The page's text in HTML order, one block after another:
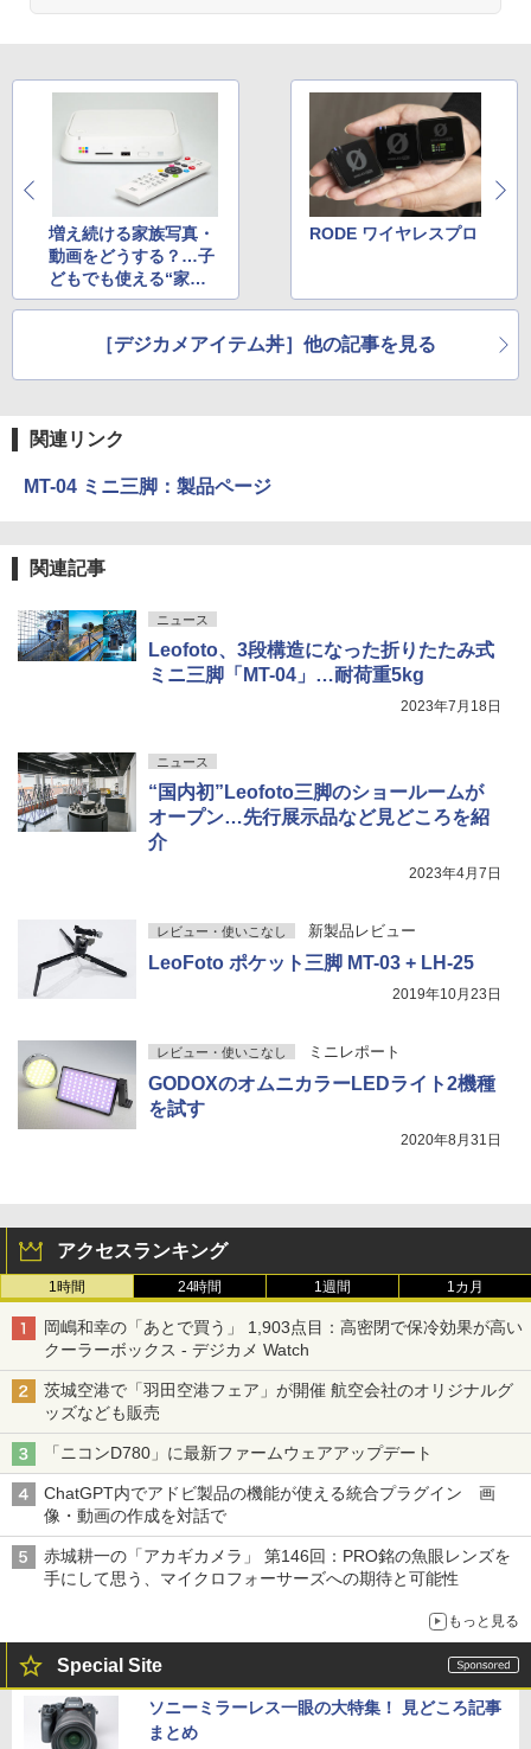
増え続ける家族写真・
動画をどうする？…子
どもでも使える“家電
的”解決策
RODE ワイヤレスプロ
［デジカメアイテム丼］他の記事を見る
関連リンク
MT-04 ミニ三脚：製品ページ
関連記事
ニュース
Leofoto、3段構造になった折りたたみ式
ミニ三脚「MT-04」…耐荷重5kg
2023年7月18日
ニュース
“国内初”Leofoto三脚のショールームが
オープン…先行展示品など見どころを紹
介
2023年4月7日
レビュー・使いこなし 新製品レビュー
LeoFoto ポケット三脚 MT-03 + LH-25
2019年10月23日
レビュー・使いこなし ミニレポート
GODOXのオムニカラーLEDライト2機種
を試す
2020年8月31日
アクセスランキング
1時間 24時間 1週間 1カ月
岡嶋和幸の「あとで買う」 1,903点目：高密閉で保冷効果が高い
クーラーボックス - デジカメ Watch
茨城空港で「羽田空港フェア」が開催 航空会社のオリジナルグ
ッズなども販売
「ニコンD780」に最新ファームウェアアップデート
ChatGPT内でアドビ製品の機能が使える統合プラグイン 画
像・動画の作成を対話で
赤城耕一の「アカギカメラ」 第146回：PRO銘の魚眼レンズを
手にして思う、マイクロフォーサーズへの期待と可能性
もっと見る
Special Site
ソニーミラーレス一眼の大特集！ 見どころ記事
まとめ